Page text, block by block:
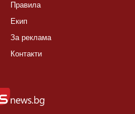
Правила
Екип
За реклама
Контакти